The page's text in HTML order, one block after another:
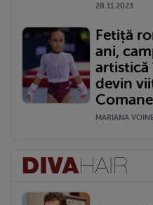
28.11.2023
Fetiță
ani,
artistică
devin
MARIANA